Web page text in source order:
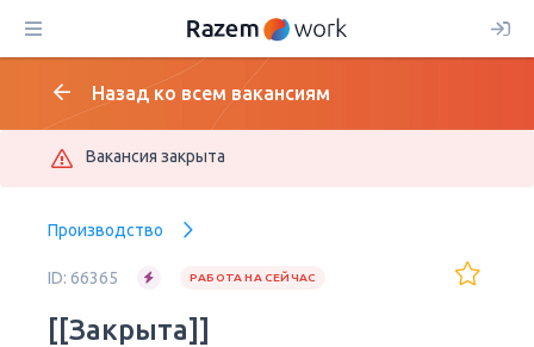
Назад ко всем вакансиям
Вакансия закрыта
Производство
ID: 66365 РАБОТА НА СЕЙЧАС
[[Закрыта]]